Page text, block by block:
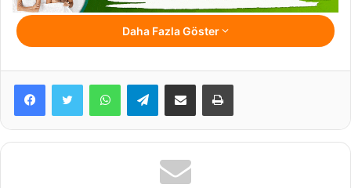
Hamileler neden aşerer?
Aşerme biyolojik mi; psikolojik bir nedene mi bağlıdır?
Her anne adayı aşerme yaşar mı?
Aşerme;hamilelik dönemi anne adayları için hem psikolojik
hem de fizyolojik açıdan hormonların büyük değişimlerin
Daha Fazla Göster
WhatsAppTelegramE-Posta ile paylaş Yazdır